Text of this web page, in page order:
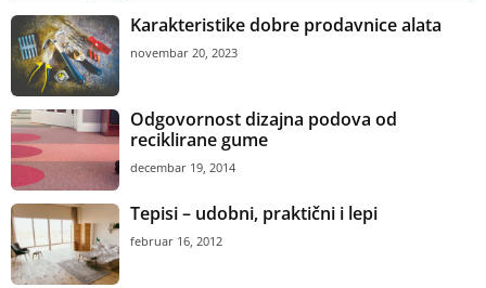
Karakteristike dobre prodavnice alata
novembar 20, 2023
Odgovornost dizajna podova od
reciklirane gume
decembar 19, 2014
Tepisi – udobni, praktični i lepi
februar 16, 2012